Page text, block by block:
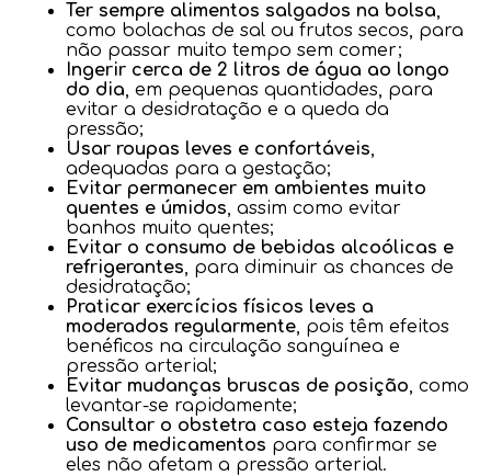
Ter sempre alimentos salgados na bolsa,
como bolachas de sal ou frutos secos, para
não passar muito tempo sem comer;
Ingerir cerca de 2 litros de água ao longo
do dia, em pequenas quantidades, para
evitar a desidratação e a queda da
pressão;
Usar roupas leves e confortáveis,
adequadas para a gestação;
Evitar permanecer em ambientes muito
quentes e úmidos, assim como evitar
banhos muito quentes;
Evitar o consumo de bebidas alcoólicas e
refrigerantes, para diminuir as chances de
desidratação;
Praticar exercícios físicos leves a
moderados regularmente, pois têm efeitos
benéficos na circulação sanguínea e
pressão arterial;
Evitar mudanças bruscas de posição, como
levantar-se rapidamente;
Consultar o obstetra caso esteja fazendo
uso de medicamentos para confirmar se
eles não afetam a pressão arterial.